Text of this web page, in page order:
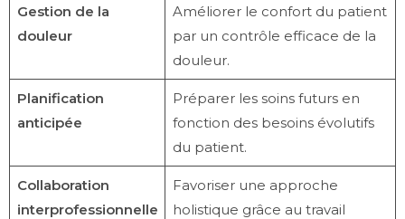
Gestion de la
douleur
Améliorer le confort du patient
par un contrôle efficace de la
douleur.
Planification
anticipée
Préparer les soins futurs en
fonction des besoins évolutifs
du patient.
Collaboration
interprofessionnelle
Favoriser une approche
holistique grâce au travail